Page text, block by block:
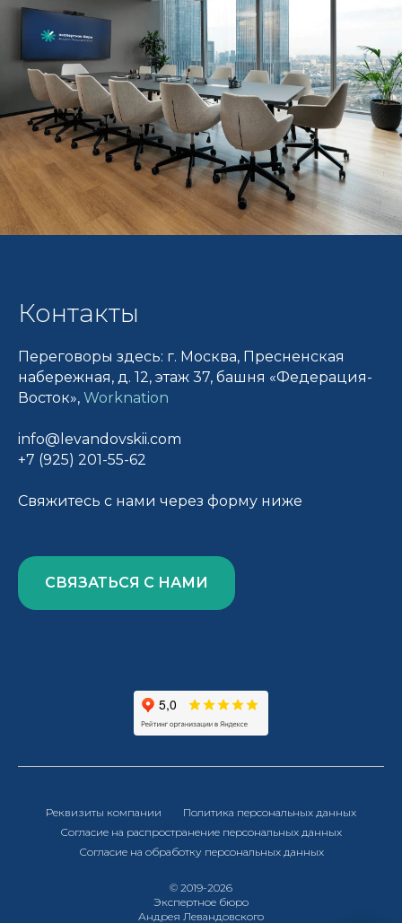
Контакты
Переговоры здесь: г. Москва, Пресненская
набережная, д. 12, этаж 37, башня «Федерация-
Восток», Worknation
info@levandovskii.com
+7 (925) 201-55-62
Свяжитесь с нами через форму ниже
СВЯЗАТЬСЯ С НАМИ
Реквизиты компании
Политика персональных данных
Согласие на распространение персональных данных
Согласие на обработку персональных данных
© 2019-2026
Экспертное бюро
Андрея Левандовского